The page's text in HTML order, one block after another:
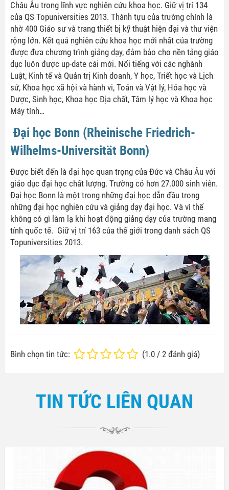
Châu Âu trong lĩnh vực nghiên cứu khoa học. Giữ vị trí 134
của QS Topuniversities 2013. Thành tựu của trường chính là
nhờ 400 Giáo sư và trang thiết bị kỹ thuật hiện đại và thư viện
rộng lớn. Kết quả nghiên cứu khoa học mới nhất của trường
được đưa chương trình giảng dạy, đảm bảo cho nền tảng giáo
dục luôn được up-date cái mới. Nổi tiếng với các nghành
Luật, Kinh tế và Quản trị Kinh doanh, Y học, Triết học và Lịch
sử, Khoa học xã hội và hành vi, Toán và Vật lý, Hóa học và
Dược, Sinh học, Khoa học Địa chất, Tâm lý học và Khoa học
Máy tính…
Đại học Bonn (Rheinische Friedrich-
Wilhelms-Universität Bonn)
Được biết đến là đại học quan trọng của Đức và Châu Âu với
giáo dục đại học chất lượng. Trường có hơn 27.000 sinh viên.
Đại học Bonn là một trong những đại học dẫn đầu trong
những đại học nghiên cứu và giảng dạy đại học. Và vì thế
không có gì làm lạ khi hoạt động giảng dạy của trường mang
tính quốc tế. Giữ vị trí 163 của thế giới trong danh sách QS
Topuniversities 2013.
Bình chọn tin tức: (1.0 / 2 đánh giá)
TIN TỨC LIÊN QUAN